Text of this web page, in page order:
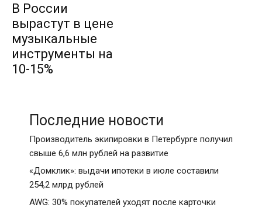
В России
вырастут в цене
музыкальные
инструменты на
10-15%
Последние новости
Производитель экипировки в Петербурге получил
свыше 6,6 млн рублей на развитие
«Домклик»: выдачи ипотеки в июле составили
254,2 млрд рублей
AWG: 30% покупателей уходят после карточки